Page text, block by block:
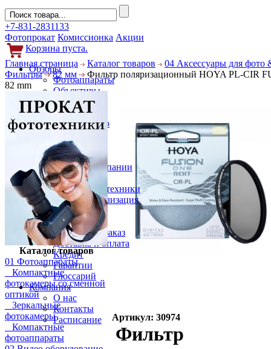
+7-831-2831133
Фотопрокат Комиссионка Акции
Корзина пуста.
Обзоры
Фотоаппараты
Объективы
Фильтры
Новости
Фото и видео
Аксессуары
Слухи
Новости компании
Услуги
Прокат фототехники
Выкуп и реализация
Покупателям
Акции
Как сделать заказ
Доставка и оплата
Кредит
Гарантии
Глоссарий
Компания
О нас
Контакты
Расписание
Главная страница Каталог товаров
04 Аксессуары для фото
Фильтры
82 мм
Фильтр поляризационный HOYA PL-CIR
82 mm
Каталог товаров
01 Фотоаппараты
Компактные
фотокамеры со сменной
оптикой
Зеркальные
фотокамеры
Компактные
фотоаппараты
Артикул: 30974
Фильтр